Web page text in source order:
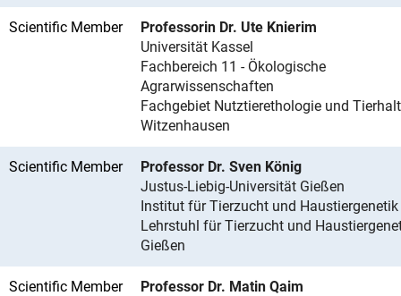
Scientific Member
Professorin Dr. Ute Knierim
Universität Kassel
Fachbereich 11 - Ökologische
Agrarwissenschaften
Fachgebiet Nutztierethologie und
Witzenhausen
Scientific Member
Professor Dr. Sven König
Justus-Liebig-Universität Gießen
Institut für Tierzucht und Haustiergenetik
Lehrstuhl für Tierzucht und
Gießen
Scientific Member
Professor Dr. Matin Qaim